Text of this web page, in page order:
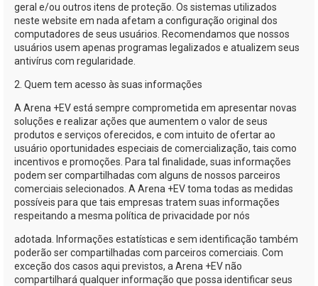
geral e/ou outros itens de proteção. Os sistemas utilizados
neste website em nada afetam a configuração original dos
computadores de seus usuários. Recomendamos que nossos
usuários usem apenas programas legalizados e atualizem seus
antivírus com regularidade.
2. Quem tem acesso às suas informações
A Arena +EVestá sempre comprometida em apresentar novas
soluções e realizar ações que aumentem o valor de seus
produtos e serviços oferecidos, e com intuito de ofertar ao
usuário oportunidades especiais de comercialização, tais como
incentivos e promoções. Para tal finalidade, suas informações
podem ser compartilhadas com alguns de nossos parceiros
comerciais selecionados. A Arena +EVtoma todas as medidas
possíveis para que tais empresas tratem suas informações
respeitando a mesma política de privacidade por nós
adotada. Informações estatísticas e sem identificação também
poderão ser compartilhadas com parceiros comerciais. Com
exceção dos casos aqui previstos, a Arena +EVnão
compartilhará qualquer informação que possa identificar seus